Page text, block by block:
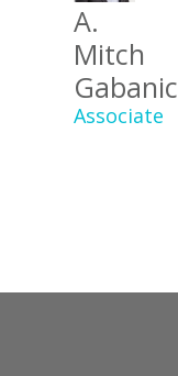
A.
Mitch
Gabanic
Associate